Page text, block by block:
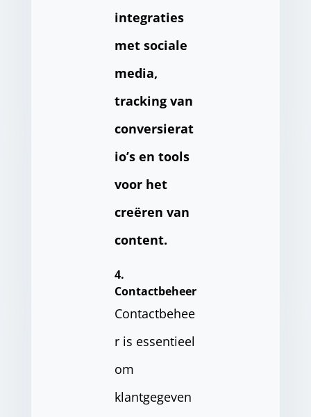
integraties
met sociale
media,
tracking van
conversierat
io’s en tools
voor het
creëren van
content.
4.
Contactbeheer
Contactbehee
r is essentieel
om
klantgegeven